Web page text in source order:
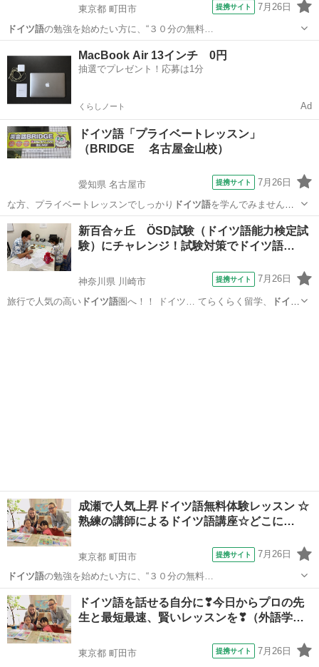
東京都 町田市 提携サイト 7月26日
ドイツ語の勉強を始めたい方に、“３０分の無料…
MacBook Air 13インチ 0円
抽選でプレゼント！応募は1分
くらしノート Ad
ドイツ語「プライベートレッスン」
（BRIDGE 名古屋金山校）
愛知県 名古屋市 提携サイト 7月26日
な方、プライベートレッスンでしっかり ドイツ語を学んでみません
か？ 3名以上でグ…
愛知 名古屋市 その他
新百合ヶ丘 ÖSD試験（ドイツ語能力検定試
験）にチャレンジ！試験対策でドイツ語…
神奈川県 川崎市 提携サイト 7月26日
旅行で人気の高いドイツ語圏へ！！ ドイツ… てらくらく留学、
ドイツ
成瀬で人気上昇ドイツ語無料体験レッスン ☆
熟練の講師によるドイツ語講座☆どこに…
東京都 町田市 提携サイト 7月26日
ドイツ語の勉強を始めたい方に、“３０分の無料…
東京 町田市 イタリア語
ドイツ語を話せる自分に❣今日からプロの先
生と最短最速、賢いレッスンを❣（外語学…
東京都 町田市 提携サイト 7月26日